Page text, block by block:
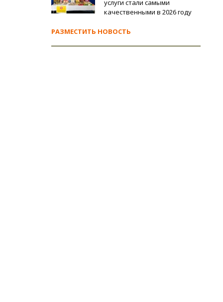
услуги стали самыми
качественными в 2026 году
РАЗМЕСТИТЬ НОВОСТЬ